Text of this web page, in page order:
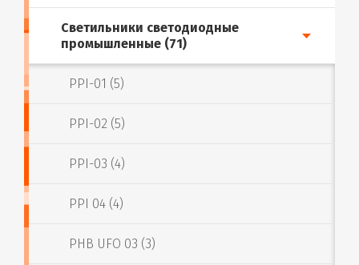
Светильники светодиодные
промышленные (71)
PPI-01 (5)
PPI-02 (5)
PPI-03 (4)
PPI 04 (4)
PHB UFO 03 (3)